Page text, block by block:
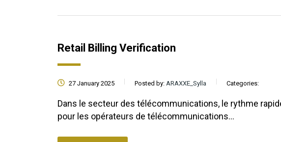
Retail Billing Verification
27 January 2025 Posted by: ARAXXE_Sylla Categories:
Dans le secteur des télécommunications, le rythme
pour les opérateurs de télécommunications…